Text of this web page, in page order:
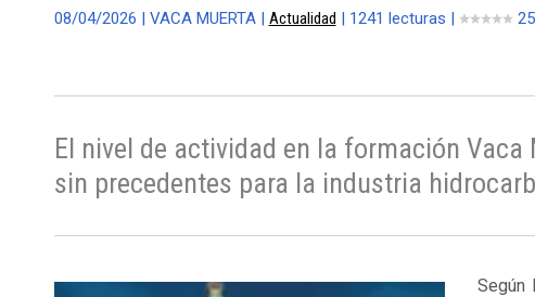
08/04/2026 | VACA MUERTA | Actualidad | 1241 lecturas |
El nivel de actividad en la formación
sin precedentes para la industria
Según